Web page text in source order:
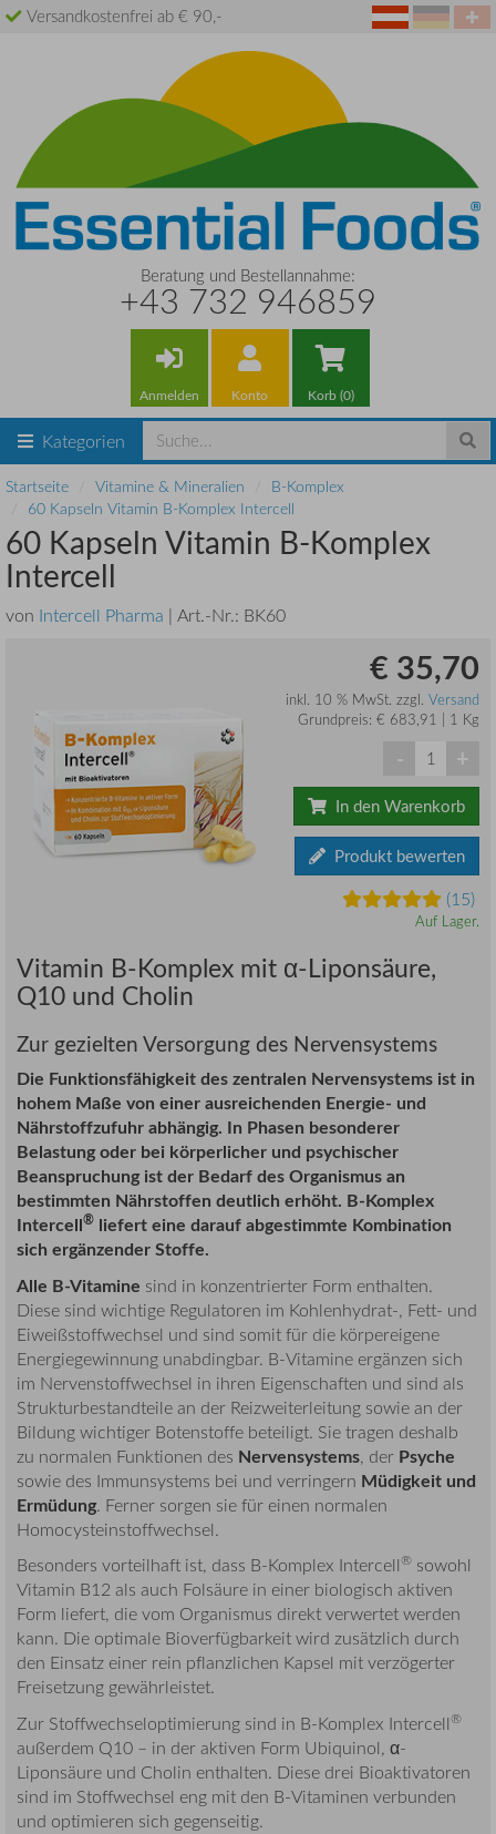
Versandkostenfrei ab € 90,-
Beratung und Bestellannahme:
+43 732 946859
Anmelden Konto Korb (0)
Kategorien
Startseite Vitamine & Mineralien
B-Komplex
60 Kapseln Vitamin B-Komplex Intercell
60 Kapseln Vitamin B-Komplex
Intercell
von Intercell Pharma | Art.-Nr.: BK60
€ 35,70
inkl. 10 % MwSt. zzgl. Versand
Grundpreis: € 683,91 | 1 Kg
- +
In den Warenkorb
Produkt bewerten
(15)
Auf Lager.
Vitamin B-Komplex mit α-Liponsäure,
Q10 und Cholin
Zur gezielten Versorgung des Nervensystems
Die Funktionsfähigkeit des zentralen Nervensystems ist in
hohem Maße von einer ausreichenden Energie- und
Nährstoffzufuhr abhängig. In Phasen besonderer
Belastung oder bei körperlicher und psychischer
Beanspruchung ist der Bedarf des Organismus an
bestimmten Nährstoffen deutlich erhöht. B-Komplex
Intercell® liefert eine darauf abgestimmte Kombination
sich ergänzender Stoffe.
Alle B-Vitamine sind in konzentrierter Form enthalten.
Diese sind wichtige Regulatoren im Kohlenhydrat-, Fett- und
Eiweißstoffwechsel und sind somit für die körpereigene
Energiegewinnung unabdingbar. B-Vitamine ergänzen sich
im Nervenstoffwechsel in ihren Eigenschaften und sind als
Strukturbestandteile an der Reizweiterleitung sowie an der
Bildung wichtiger Botenstoffe beteiligt. Sie tragen deshalb
zu normalen Funktionen des Nervensystems, der Psyche
sowie des Immunsystems bei und verringern Müdigkeit und
Ermüdung. Ferner sorgen sie für einen normalen
Homocysteinstoffwechsel.
Besonders vorteilhaft ist, dass B-Komplex Intercell® sowohl
Vitamin B12 als auch Folsäure in einer biologisch aktiven
Form liefert, die vom Organismus direkt verwertet werden
kann. Die optimale Bioverfügbarkeit wird zusätzlich durch
den Einsatz einer rein pflanzlichen Kapsel mit verzögerter
Freisetzung gewährleistet.
Zur Stoffwechseloptimierung sind in B-Komplex Intercell®
außerdem Q10 – in der aktiven Form Ubiquinol, α-
Liponsäure und Cholin enthalten. Diese drei Bioaktivatoren
sind im Stoffwechsel eng mit den B-Vitaminen verbunden
und optimieren sich gegenseitig.